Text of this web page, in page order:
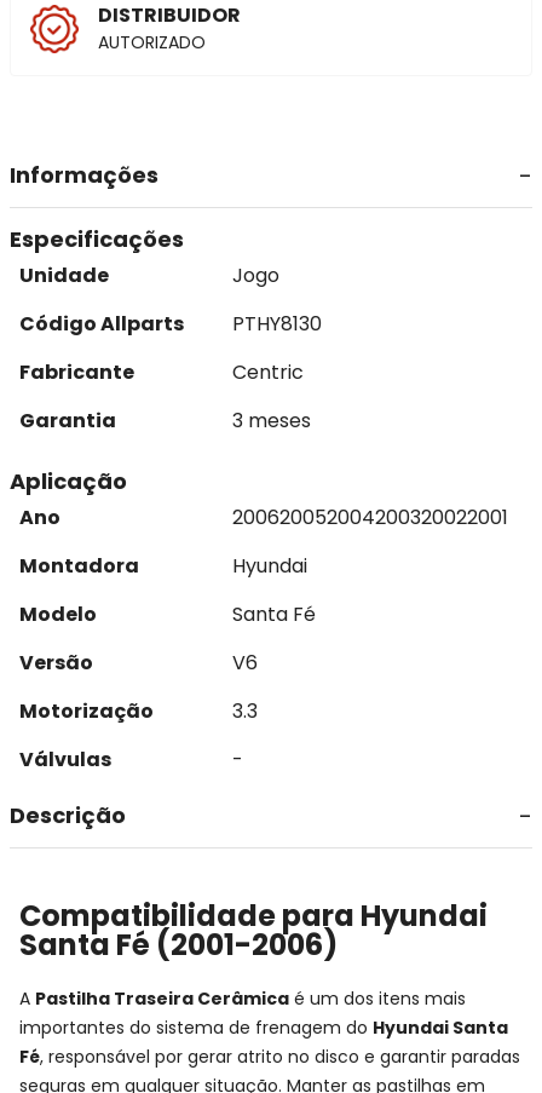
DISTRIBUIDOR
AUTORIZADO
Informações
Especificações
Unidade
Jogo
Código Allparts
PTHY8130
Fabricante
Centric
Garantia
3 meses
Aplicação
Ano 200620052004200320022001
Montadora
Hyundai
Modelo
Santa Fé
Versão
V6
Motorização
3.3
Válvulas
-
Descrição
Compatibilidade para Hyundai
Santa Fé (2001-2006)
A Pastilha Traseira Cerâmica é um dos itens mais
importantes do sistema de frenagem do Hyundai Santa
Fé, responsável por gerar atrito no disco e garantir paradas
seguras em qualquer situação. Manter as pastilhas em